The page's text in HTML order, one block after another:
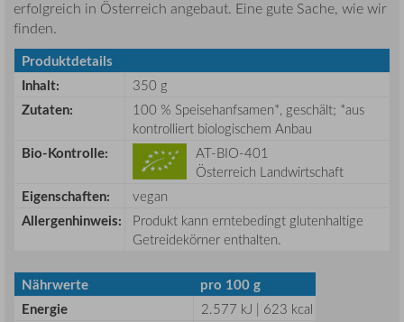
erfolgreich in Österreich angebaut. Eine gute Sache, wie wir
finden.
Produktdetails
Inhalt:
350 g
Zutaten:
100 % Speisehanfsamen*, geschält; *aus
kontrolliert biologischem Anbau
Bio-Kontrolle:
AT-BIO-401
Österreich Landwirtschaft
Eigenschaften: vegan
Allergenhinweis:
Produkt kann erntebedingt glutenhaltige
Getreidekörner enthalten.
Nährwerte
pro 100 g
Energie
2.577 kJ | 623 kcal